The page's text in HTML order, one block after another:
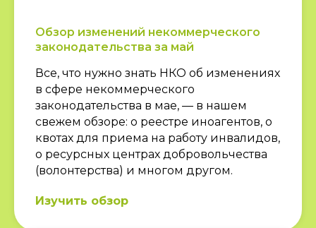
Обзор изменений некоммерческого
законодательства за май
Все, что нужно знать НКО об изменениях
в сфере некоммерческого
законодательства в мае, — в нашем
свежем обзоре: о реестре иноагентов, о
квотах для приема на работу инвалидов,
о ресурсных центрах добровольчества
(волонтерства) и многом другом.
Изучить обзор